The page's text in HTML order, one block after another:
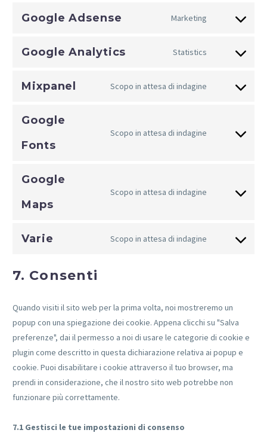
service
Google Adsense Marketing
Consent
service
adsense
Google Analytics Statistics
Consent
service
Mixpanel Scopo in attesa di indagine
Consent
mixpanel
Google
Fonts
Scopo in attesa di indagine
Consent
Google
Maps
Scopo in attesa di indagine
Consent
google-
Varie Scopo in attesa di indagine
Consent
7. Consenti
Quando visiti il sito web per la prima volta, noi mostreremo un
popup con una spiegazione dei cookie. Appena clicchi su "Salva
preferenze", dai il permesso a noi di usare le categorie di cookie e
plugin come descritto in questa dichiarazione relativa ai popup e
cookie. Puoi disabilitare i cookie attraverso il tuo browser, ma
prendi in considerazione, che il nostro sito web potrebbe non
funzionare più correttamente.
7.1 Gestisci le tue impostazioni di consenso